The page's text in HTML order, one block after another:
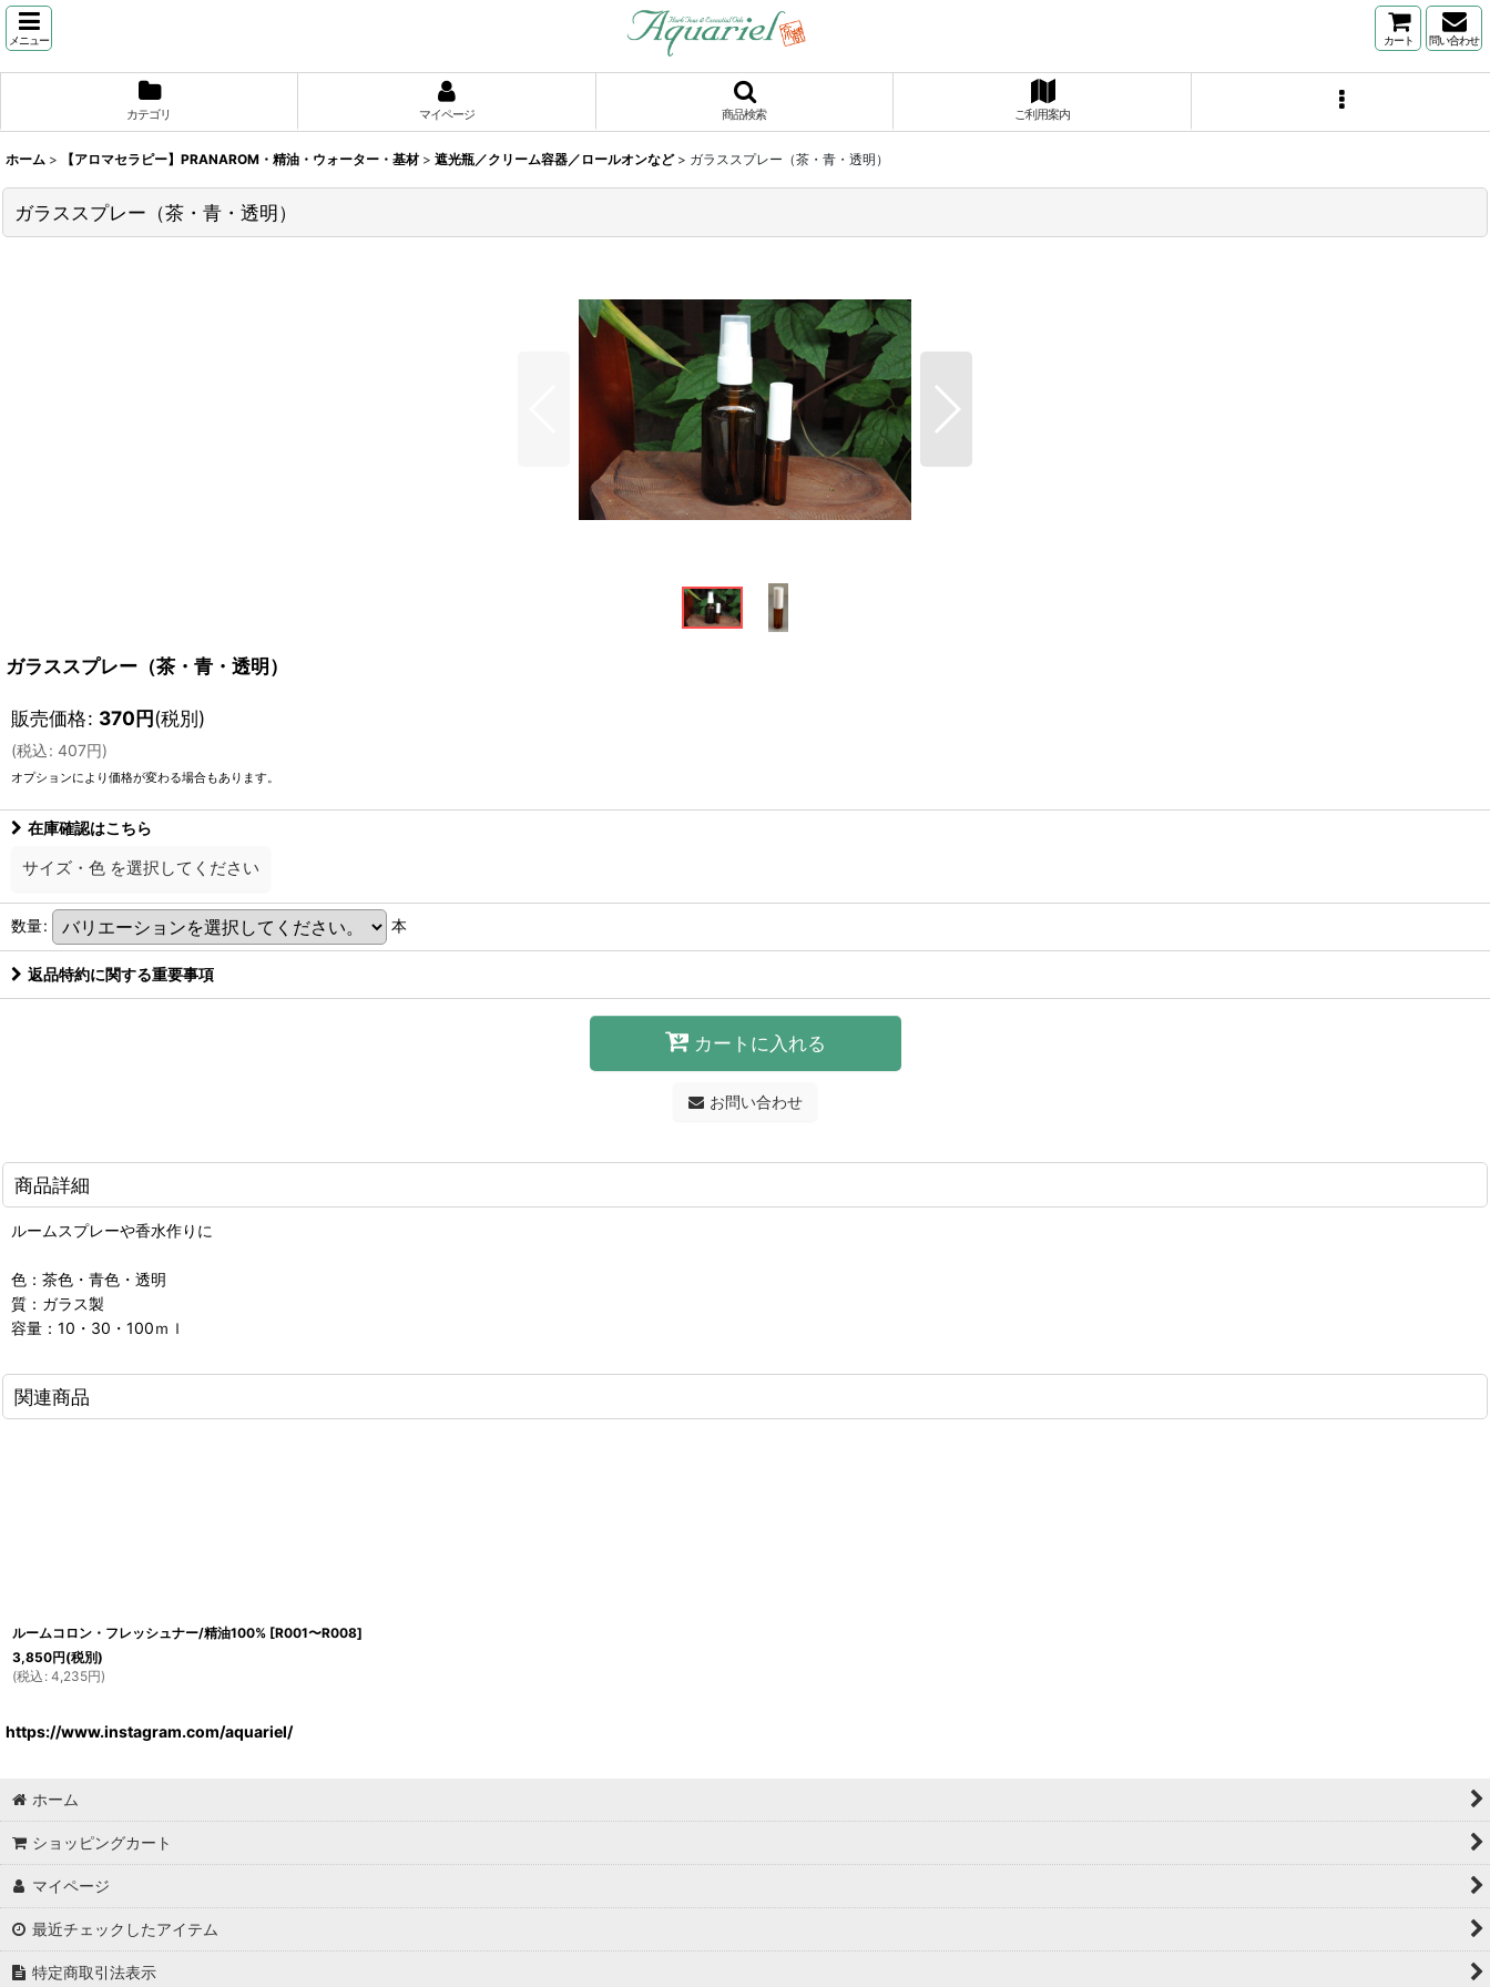
メニュー カート 問い合わせ
カテゴリ マイページ 商品検索 ご利用案内
ホーム > 【アロマセラピー】PRANAROM・精油・ウォーター・基材 > 遮光瓶／クリーム容器／ロールオンなど > ガラススプレー（茶・青・透明）
ガラススプレー（茶・青・透明）
ガラススプレー（茶・青・透明）
販売価格: 370円(税別)
(税込: 407円)
オプションにより価格が変わる場合もあります。
在庫確認はこちら
サイズ・色 を選択してください
数量: 本
返品特約に関する重要事項
カートに入れる
お問い合わせ
商品詳細
ルームスプレーや香水作りに
色：茶色・青色・透明
質：ガラス製
容量：10・30・100ｍｌ
関連商品
ルームコロン・フレッシュナー/精油100% [R001〜R008]
3,850円(税別)
(税込 : 4,235円)
https://www.instagram.com/aquariel/
ホーム
ショッピングカート
マイページ
最近チェックしたアイテム
特定商取引法表示